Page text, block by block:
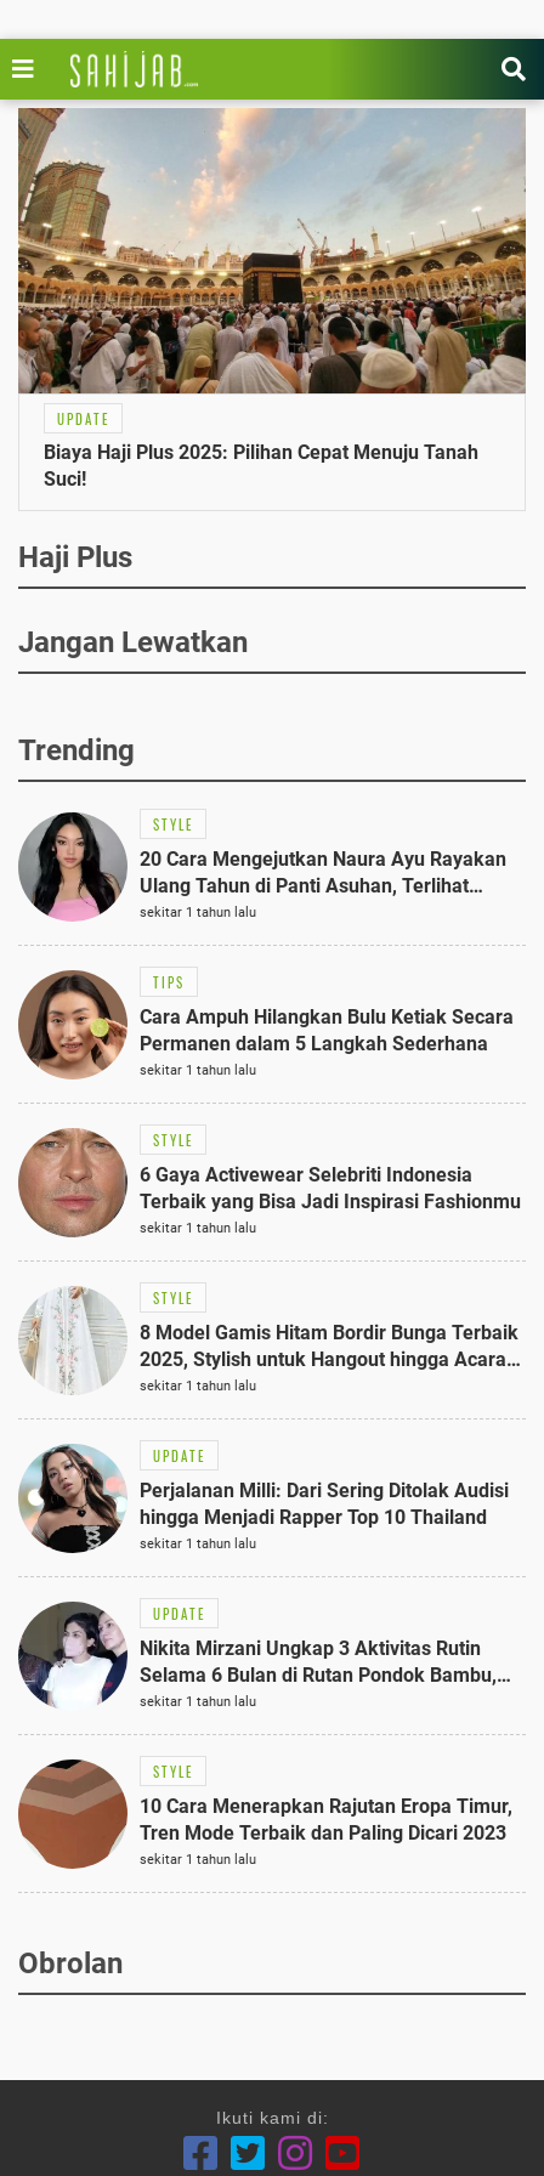
UPDATE
Biaya Haji Plus 2025: Pilihan Cepat Menuju Tanah
Suci!
Haji Plus
Jangan Lewatkan
Trending
STYLE
20 Cara Mengejutkan Naura Ayu Rayakan
Ulang Tahun di Panti Asuhan, Terlihat
Anggun dengan Kaftan Cokelat
sekitar 1 tahun lalu
TIPS
Cara Ampuh Hilangkan Bulu Ketiak Secara
Permanen dalam 5 Langkah Sederhana
sekitar 1 tahun lalu
STYLE
6 Gaya Activewear Selebriti Indonesia
Terbaik yang Bisa Jadi Inspirasi Fashionmu
sekitar 1 tahun lalu
STYLE
8 Model Gamis Hitam Bordir Bunga Terbaik
2025, Stylish untuk Hangout hingga Acara
Semi-Formal
sekitar 1 tahun lalu
UPDATE
Perjalanan Milli: Dari Sering Ditolak Audisi
hingga Menjadi Rapper Top 10 Thailand
sekitar 1 tahun lalu
UPDATE
Nikita Mirzani Ungkap 3 Aktivitas Rutin
Selama 6 Bulan di Rutan Pondok Bambu,
Terungkap!
sekitar 1 tahun lalu
STYLE
10 Cara Menerapkan Rajutan Eropa Timur,
Tren Mode Terbaik dan Paling Dicari 2023
sekitar 1 tahun lalu
Obrolan
Ikuti kami di: